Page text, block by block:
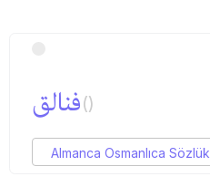
فنالق()
Almanca Osmanlıca Sözlük